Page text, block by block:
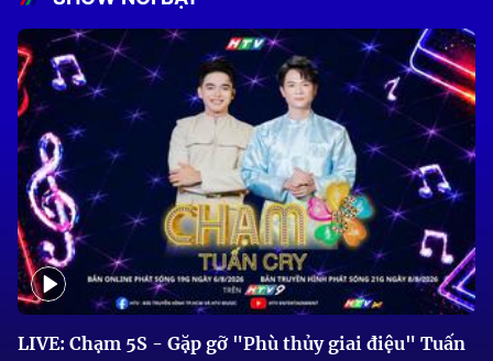
LIVE: Chạm 5S - Gặp gỡ "Phù thủy giai điệu" Tuấn